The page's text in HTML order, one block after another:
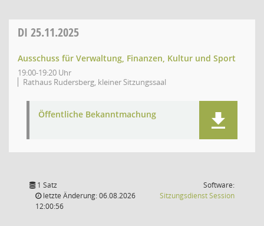
DI 25.11.2025
Ausschuss für Verwaltung, Finanzen, Kultur und Sport
19:00-19:20 Uhr
Rathaus Rudersberg, kleiner Sitzungssaal
Öffentliche Bekanntmachung
1 Satz
letzte Änderung: 06.08.2026
12:00:56
Software:
SitzungsdienstSession(Wird in